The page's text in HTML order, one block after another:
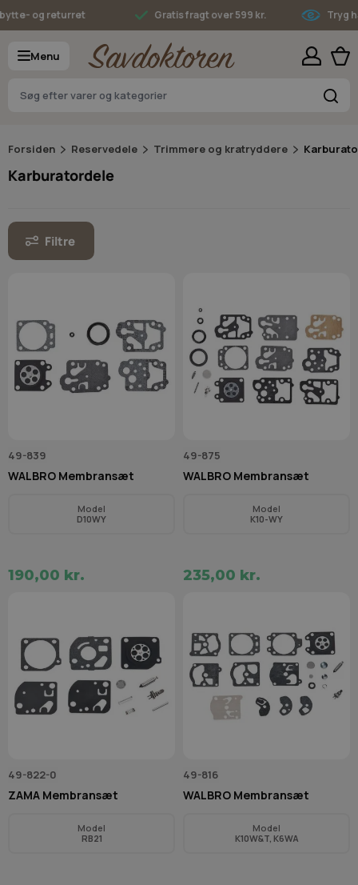
Skip to Content
og returret Gratis fragt over 599 kr. Tryg
Menu
Forsiden Reservedele Trimmere og kratryddere
Karburatordele
Filtre
49-839
WALBRO Membransæt
Model
D10WY
190,00 kr.
49-875
WALBRO Membransæt
Model
K10-WY
235,00 kr.
49-822-0
ZAMA Membransæt
Model
RB21
49-816
WALBRO Membransæt
Model
K10W&T, K6WA